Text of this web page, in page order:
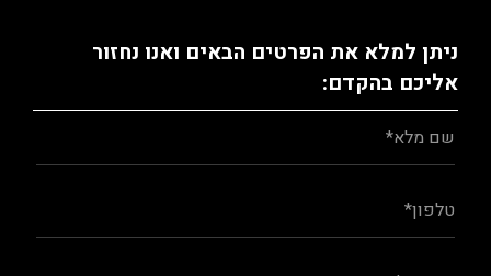
ניתן למלא את הפרטים הבאים ואנו נחזור
אליכם בהקדם: